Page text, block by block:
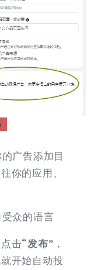
广告添加目
你的应用、
众的语言
击“发布” ，
开始自动投